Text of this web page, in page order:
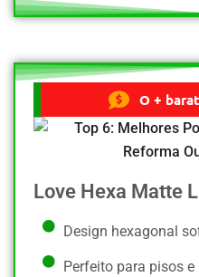
O +
Love Hexa Matte
Design hexagonal
Perfeito para pisos e